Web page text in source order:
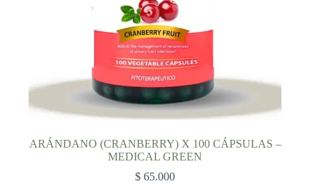
ARÁNDANO (CRANBERRY) X 100 CÁPSULAS –
MEDICAL GREEN
$ 65.000